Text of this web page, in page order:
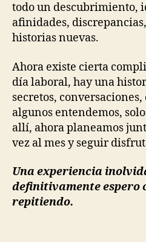
todo un descubrimiento,
afinidades,
historias nuevas.
Ahora existe cierta
día laboral, hay una
secretos, conversaciones,
algunos entendemos,
allí, ahora planeamos
vez al mes y seguir
Una experiencia
definitivamente espero
repitiendo.